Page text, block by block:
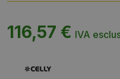
116,57 € IVA